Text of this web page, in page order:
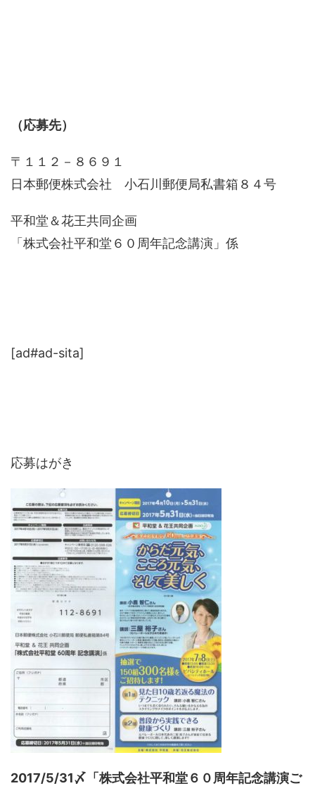
（応募先）
〒１１２－８６９１
日本郵便株式会社 小石川郵便局私書箱８４号
平和堂＆花王共同企画
「株式会社平和堂６０周年記念講演」係
[ad#ad-sita]
応募はがき
2017/5/31〆「株式会社平和堂６０周年記念講演ご